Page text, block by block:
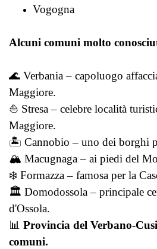
Vogogna
Alcuni comuni molto
🌊 Verbania – capoluogo
Maggiore.
⛵ Stresa – celebre località
Maggiore.
🏝️ Cannobio – uno dei borghi
🏔️ Macugnaga – ai piedi del
❄️ Formazza – famosa per la
🏛️ Domodossola – principale
d'Ossola.
📊 Provincia del Verbano-
comuni.